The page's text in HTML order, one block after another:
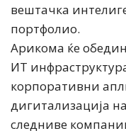
вештачка
портфолио.
Арикома ќе
ИТ
корпоративни
дигитализација
следниве